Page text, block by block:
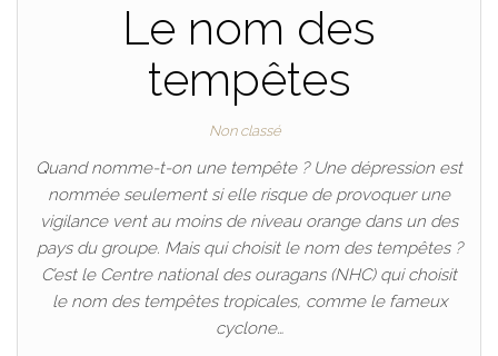
Le nom des
tempêtes
Non classé
Quand nomme-t-on une tempête ? Une dépression est
nommée seulement si elle risque de provoquer une
vigilance vent au moins de niveau orange dans un des
pays du groupe. Mais qui choisit le nom des tempêtes ?
C’est le Centre national des ouragans (NHC) qui choisit
le nom des tempêtes tropicales, comme le fameux
cyclone…